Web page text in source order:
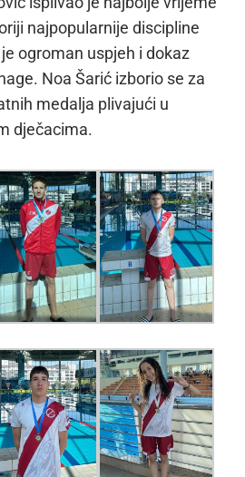
najpopularnije discipline
ogroman uspjeh i dokaz
Noa Šarić izborio se za
medalja plivajući u
dječacima.